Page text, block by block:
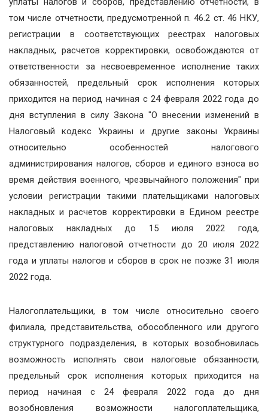
том числе отчетности, предусмотренной п. 46.2 ст. 46 НКУ,
регистрации в соответствующих реестрах налоговых
накладных, расчетов корректировки, освобождаются от
ответственности за несвоевременное исполнение таких
обязанностей, предельный срок исполнения которых
приходится на период начиная с 24 февраля 2022 года до
дня вступления в силу Закона "О внесении изменений в
Налоговый кодекс Украины и другие законы Украины
относительно особенностей налогового
администрирования налогов, сборов и единого взноса во
время действия военного, чрезвычайного положения" при
условии регистрации такими плательщиками налоговых
накладных и расчетов корректировки в Едином реестре
налоговых накладных до 15 июля 2022 года,
представлению налоговой отчетности до 20 июля 2022
года и уплаты налогов и сборов в срок не позже 31 июля
2022 года.
Налогоплательщики, в том числе относительно своего
филиала, представительства, обособленного или другого
структурного подразделения, в которых возобновилась
возможность исполнять свои налоговые обязанности,
предельный срок исполнения которых приходится на
период начиная с 24 февраля 2022 года до дня
возобновления возможности налогоплательщика,